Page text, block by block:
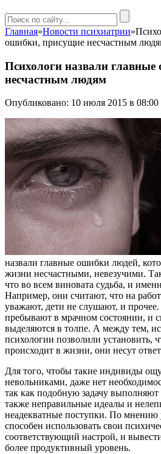
Главная»Новости психиатрии»
ошибки, присущие несчастным
Психологи назвали
несчастным людям
Опубликовано: 10 июля 2015 в 08:00
назвали главные ошибки людей,
жизни несчастными, невезучими.
что во всем виновата судьба, и
Например, они считают, что на
уважают, дети не слушают, и
пребывают в мрачном состоянии, и
выделяются в толпе. А между тем,
психологии позволили установить,
происходит в жизни, они несут
Для того, чтобы такие индивиды
невольниками, даже нет
так как подобную задачу
также неправильные идеалы и
неадекватные поступки. По
способен использовать свои
соответствующий настрой, и
более продуктивный уровень.